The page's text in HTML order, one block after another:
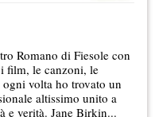
Romano di Fiesole con
film, le canzoni, le
volta ho trovato un
altissimo unito a
e verità. Jane Birkin...